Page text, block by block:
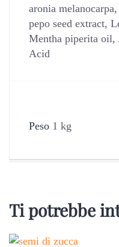
aronia
pepo seed extract,
Mentha piperita
Acid
Peso 1 kg
Ti potrebbe